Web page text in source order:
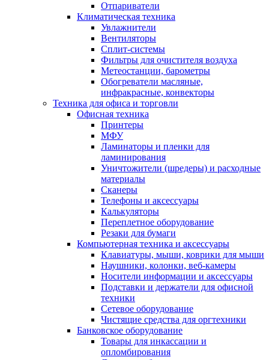
Отпариватели
Климатическая техника
Увлажнители
Вентиляторы
Сплит-системы
Фильтры для очистителя воздуха
Метеостанции, барометры
Обогреватели масляные,
инфракрасные, конвекторы
Техника для офиса и торговли
Офисная техника
Принтеры
МФУ
Ламинаторы и пленки для
ламинирования
Уничтожители (шредеры) и расходные
материалы
Сканеры
Телефоны и аксессуары
Калькуляторы
Переплетное оборудование
Резаки для бумаги
Компьютерная техника и аксессуары
Клавиатуры, мыши, коврики для мыши
Наушники, колонки, веб-камеры
Носители информации и аксессуары
Подставки и держатели для офисной
техники
Сетевое оборудование
Чистящие средства для оргтехники
Банковское оборудование
Товары для инкассации и
опломбирования